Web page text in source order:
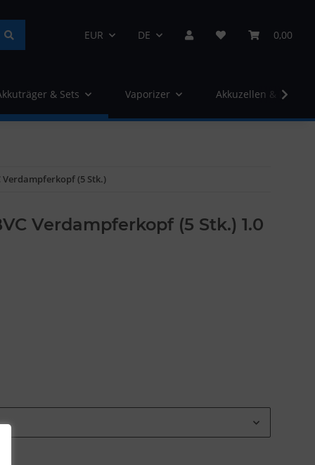
EUR DE 0,00
& Sets Vaporizer Akkuzellen &
(5 Stk.)
Verdampferkopf (5 Stk.) 1.0